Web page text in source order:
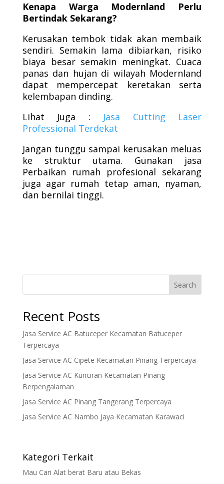
Kenapa Warga Modernland Perlu
Bertindak Sekarang?
Kerusakan tembok tidak akan membaik
sendiri. Semakin lama dibiarkan, risiko
biaya besar semakin meningkat. Cuaca
panas dan hujan di wilayah Modernland
dapat mempercepat keretakan serta
kelembapan dinding.
Lihat Juga : Jasa Cutting Laser
Professional Terdekat
Jangan tunggu sampai kerusakan meluas
ke struktur utama. Gunakan jasa
Perbaikan rumah profesional sekarang
juga agar rumah tetap aman, nyaman,
dan bernilai tinggi.
Search
Recent Posts
Jasa Service AC Batuceper Kecamatan Batuceper
Terpercaya
Jasa Service AC Cipete Kecamatan Pinang Terpercaya
Jasa Service AC Kunciran Kecamatan Pinang
Berpengalaman
Jasa Service AC Pinang Tangerang Terpercaya
Jasa Service AC Nambo Jaya Kecamatan Karawaci
Kategori Terkait
Mau Cari Alat berat Baru atau Bekas